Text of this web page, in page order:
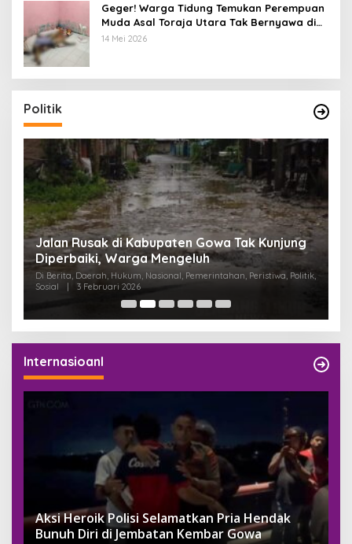
Geger! Warga Tidung Temukan Perempuan
Muda Asal Toraja Utara Tak Bernyawa di
Kamar Kos
14 Mei 2026
Politik
Jalan Rusak di Kabupaten Gowa Tak Kunjung
Diperbaiki, Warga Mengeluh
Di Berita, Daerah, Hukum, Nasional, Pemerintahan, Peristiwa, Politik,
Sosial
3 Februari 2026
Internasioanl
Aksi Heroik Polisi Selamatkan Pria Hendak
Bunuh Diri di Jembatan Kembar Gowa